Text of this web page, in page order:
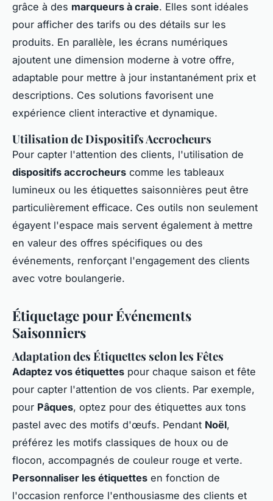
grâce à des marqueurs à craie. Elles sont idéales
pour afficher des tarifs ou des détails sur les
produits. En parallèle, les écrans numériques
ajoutent une dimension moderne à votre offre,
adaptable pour mettre à jour instantanément prix et
descriptions. Ces solutions favorisent une
expérience client interactive et dynamique.
Utilisation de Dispositifs Accrocheurs
Pour capter l'attention des clients, l'utilisation de
dispositifs accrocheurs comme les tableaux
lumineux ou les étiquettes saisonnières peut être
particulièrement efficace. Ces outils non seulement
égayent l'espace mais servent également à mettre
en valeur des offres spécifiques ou des
événements, renforçant l'engagement des clients
avec votre boulangerie.
Étiquetage pour Événements
Saisonniers
Adaptation des Étiquettes selon les Fêtes
Adaptez vos étiquettes pour chaque saison et fête
pour capter l'attention de vos clients. Par exemple,
pour Pâques, optez pour des étiquettes aux tons
pastel avec des motifs d'œufs. Pendant Noël,
préférez les motifs classiques de houx ou de
flocon, accompagnés de couleur rouge et verte.
Personnaliser les étiquettes en fonction de
l'occasion renforce l'enthousiasme des clients et